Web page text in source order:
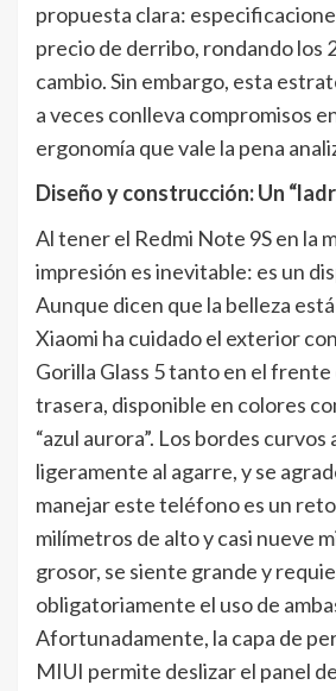
propuesta clara:
precio de derribo, rondando los
cambio. Sin embargo, esta
a veces conlleva compromisos
ergonomía que vale la pena
Diseño y construcción: Un
Al tener el Redmi Note 9S en la
impresión es inevitable: es un
Aunque dicen que la belleza
Xiaomi ha cuidado el exterior
Gorilla Glass 5 tanto en el
trasera, disponible en colores
“azul aurora”. Los bordes curvos
ligeramente al agarre, y se
manejar este teléfono es un
milímetros de alto y casi nueve
grosor, se siente grande y
obligatoriamente el uso de
Afortunadamente, la capa de
MIUI permite deslizar el panel